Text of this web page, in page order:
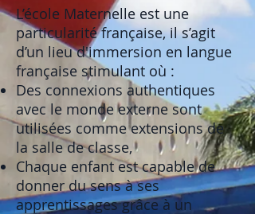
L’école Maternelle est une
particularité française, il s’agit
d’un lieu d'immersion en langue
française stimulant où :
Des connexions authentiques
avec le monde externe sont
utilisées comme extensions de
la salle de classe,
Chaque enfant est capable de
donner du sens à ses
apprentissages grâce à un